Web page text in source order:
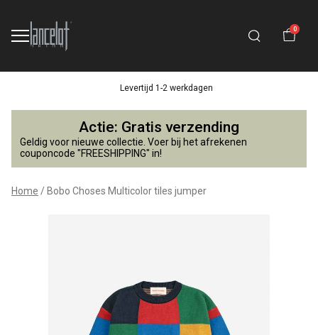
0
Levertijd 1-2 werkdagen
Bobo
Choses
Multicolor
tiles
Lancelot
Actie: Gratis verzending
Geldig voor nieuwe collectie. Voer bij het afrekenen
couponcode "FREESHIPPING" in!
Home Bobo Choses Multicolor tiles jumper